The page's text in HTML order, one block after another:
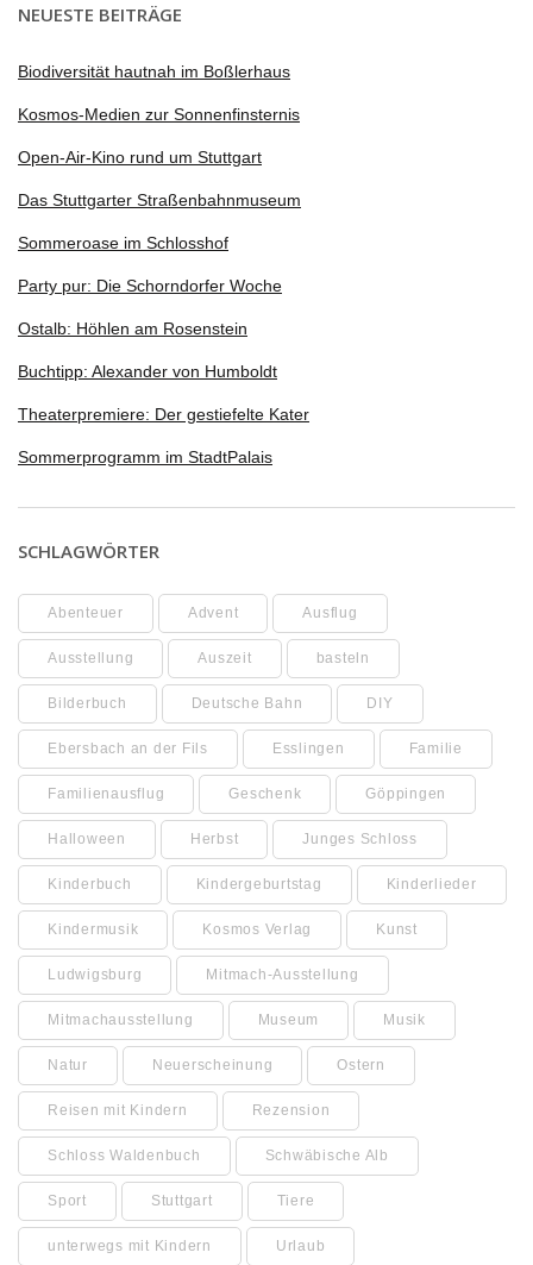
NEUESTE BEITRÄGE
Biodiversität hautnah im Boßlerhaus
Kosmos-Medien zur Sonnenfinsternis
Open-Air-Kino rund um Stuttgart
Das Stuttgarter Straßenbahnmuseum
Sommeroase im Schlosshof
Party pur: Die Schorndorfer Woche
Ostalb: Höhlen am Rosenstein
Buchtipp: Alexander von Humboldt
Theaterpremiere: Der gestiefelte Kater
Sommerprogramm im StadtPalais
SCHLAGWÖRTER
Abenteuer Advent Ausflug
Ausstellung Auszeit basteln
Bilderbuch Deutsche Bahn DIY
Ebersbach an der Fils Esslingen Familie
Familienausflug Geschenk Göppingen
Halloween Herbst Junges Schloss
Kinderbuch Kindergeburtstag Kinderlieder
Kindermusik Kosmos Verlag Kunst
Ludwigsburg Mitmach-Ausstellung
Mitmachausstellung Museum Musik
Natur Neuerscheinung Ostern
Reisen mit Kindern Rezension
Schloss Waldenbuch Schwäbische Alb
Sport Stuttgart Tiere
unterwegs mit Kindern Urlaub